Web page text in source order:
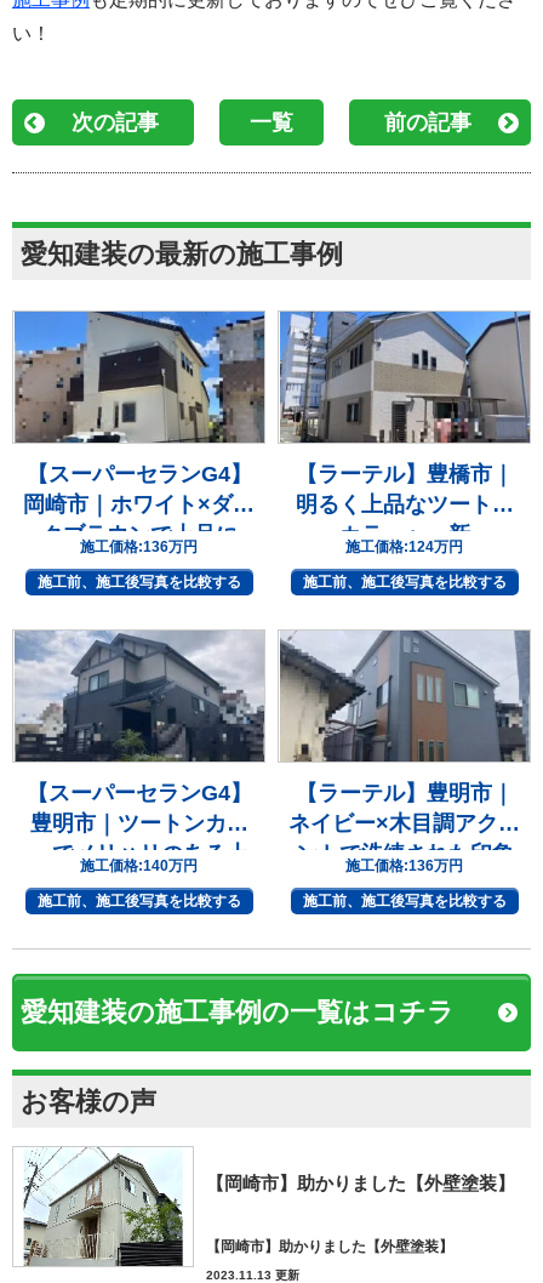
い！
次の記事 一覧 前の記事
愛知建装の最新の施工事例
【スーパーセランG4】
岡崎市｜ホワイト×ダー
クブラウンで上品に
施工価格:136万円
施工前、施工後写真を比較する
【ラーテル】豊橋市｜
明るく上品なツートン
カラーへ一新
施工価格:124万円
施工前、施工後写真を比較する
【スーパーセランG4】
豊明市｜ツートンカラ
ーでメリハリのある上
質な住まいへ
施工価格:140万円
施工前、施工後写真を比較する
【ラーテル】豊明市｜
ネイビー×木目調アクセ
ントで洗練された印象
へ
施工価格:136万円
施工前、施工後写真を比較する
愛知建装の施工事例の一覧はコチラ
お客様の声
【岡崎市】助かりました【外壁塗装】
【岡崎市】助かりました【外壁塗装】
2023.11.13 更新